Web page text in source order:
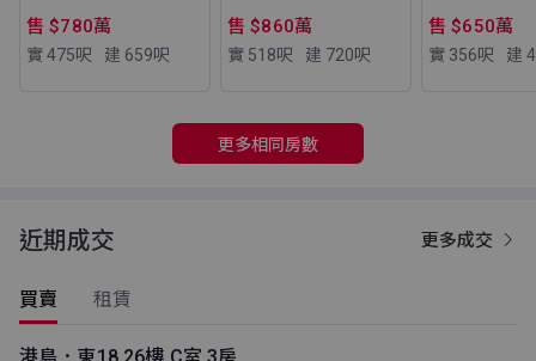
售 $780萬
實 475呎 建 659呎
售 $860萬
實 518呎 建 720呎
售 $650萬
實 356呎 建
更多相同房數
近期成交 更多成交
買賣 租賃